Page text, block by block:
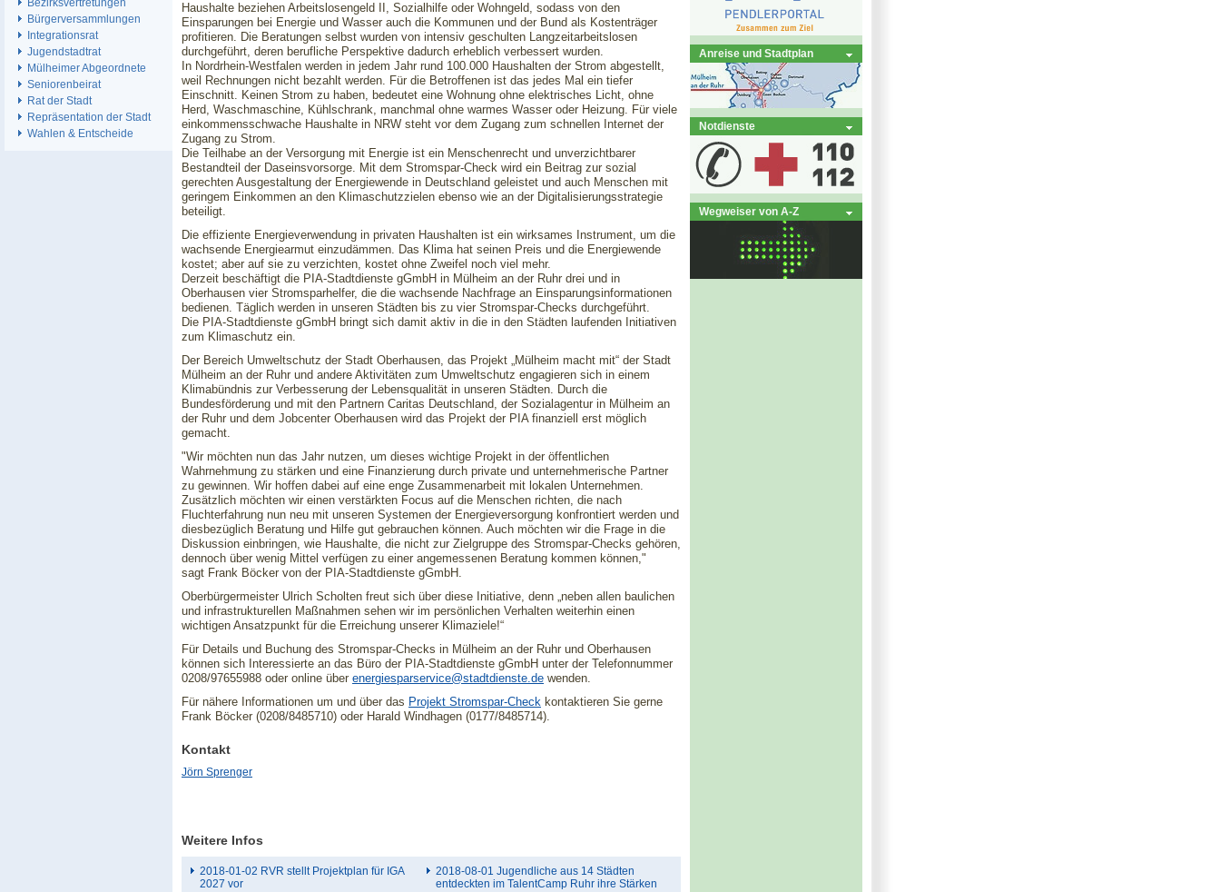
Haushalte beziehen Arbeitslosengeld II, Sozialhilfe oder Wohngeld, sodass von den
Einsparungen bei Energie und Wasser auch die Kommunen und der Bund als Kostenträger
profitieren. Die Beratungen selbst wurden von intensiv geschulten Langzeitarbeitslosen
durchgeführt, deren berufliche Perspektive dadurch erheblich verbessert wurden.
In Nordrhein-Westfalen werden in jedem Jahr rund 100.000 Haushalten der Strom abgestellt,
weil Rechnungen nicht bezahlt werden. Für die Betroffenen ist das jedes Mal ein tiefer
Einschnitt. Keinen Strom zu haben, bedeutet eine Wohnung ohne elektrisches Licht, ohne
Herd, Waschmaschine, Kühlschrank, manchmal ohne warmes Wasser oder Heizung. Für viele
einkommensschwache Haushalte in NRW steht vor dem Zugang zum schnellen Internet der
Zugang zu Strom.
Die Teilhabe an der Versorgung mit Energie ist ein Menschenrecht und unverzichtbarer
Bestandteil der Daseinsvorsorge. Mit dem Stromspar-Check wird ein Beitrag zur sozial
gerechten Ausgestaltung der Energiewende in Deutschland geleistet und auch Menschen mit
geringem Einkommen an den Klimaschutzzielen ebenso wie an der Digitalisierungsstrategie
beteiligt.
Die effiziente Energieverwendung in privaten Haushalten ist ein wirksames Instrument, um die
wachsende Energiearmut einzudämmen. Das Klima hat seinen Preis und die Energiewende
kostet; aber auf sie zu verzichten, kostet ohne Zweifel noch viel mehr.
Derzeit beschäftigt die PIA-Stadtdienste gGmbH in Mülheim an der Ruhr drei und in
Oberhausen vier Stromsparhelfer, die die wachsende Nachfrage an Einsparungsinformationen
bedienen. Täglich werden in unseren Städten bis zu vier Stromspar-Checks durchgeführt.
Die PIA-Stadtdienste gGmbH bringt sich damit aktiv in die in den Städten laufenden Initiativen
zum Klimaschutz ein.
Der Bereich Umweltschutz der Stadt Oberhausen, das Projekt „Mülheim macht mit“ der Stadt
Mülheim an der Ruhr und andere Aktivitäten zum Umweltschutz engagieren sich in einem
Klimabündnis zur Verbesserung der Lebensqualität in unseren Städten. Durch die
Bundesförderung und mit den Partnern Caritas Deutschland, der Sozialagentur in Mülheim an
der Ruhr und dem Jobcenter Oberhausen wird das Projekt der PIA finanziell erst möglich
gemacht.
"Wir möchten nun das Jahr nutzen, um dieses wichtige Projekt in der öffentlichen
Wahrnehmung zu stärken und eine Finanzierung durch private und unternehmerische Partner
zu gewinnen. Wir hoffen dabei auf eine enge Zusammenarbeit mit lokalen Unternehmen.
Zusätzlich möchten wir einen verstärkten Focus auf die Menschen richten, die nach
Fluchterfahrung nun neu mit unseren Systemen der Energieversorgung konfrontiert werden und
diesbezüglich Beratung und Hilfe gut gebrauchen können. Auch möchten wir die Frage in die
Diskussion einbringen, wie Haushalte, die nicht zur Zielgruppe des Stromspar-Checks gehören,
dennoch über wenig Mittel verfügen zu einer angemessenen Beratung kommen können,"
sagt Frank Böcker von der PIA-Stadtdienste gGmbH.
Oberbürgermeister Ulrich Scholten freut sich über diese Initiative, denn „neben allen baulichen
und infrastrukturellen Maßnahmen sehen wir im persönlichen Verhalten weiterhin einen
wichtigen Ansatzpunkt für die Erreichung unserer Klimaziele!“
Für Details und Buchung des Stromspar-Checks in Mülheim an der Ruhr und Oberhausen
können sich Interessierte an das Büro der PIA-Stadtdienste gGmbH unter der Telefonnummer
0208/97655988 oder online über energiesparservice@stadtdienste.de wenden.
Für nähere Informationen um und über das Projekt Stromspar-Check kontaktieren Sie gerne
Frank Böcker (0208/8485710) oder Harald Windhagen (0177/8485714).
Kontakt
Jörn Sprenger
Weitere Infos
2018-01-02 RVR stellt Projektplan für IGA
2027 vor
2018-08-01 Jugendliche aus 14 Städten
entdeckten im TalentCamp Ruhr ihre Stärken
Anreise und Stadtplan
Notdienste
Wegweiser von A-Z
Bezirksvertretungen
Bürgerversammlungen
Integrationsrat
Jugendstadtrat
Mülheimer Abgeordnete
Seniorenbeirat
Rat der Stadt
Repräsentation der Stadt
Wahlen & Entscheide